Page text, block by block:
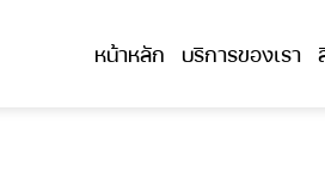
หน้าหลัก บริการของเรา